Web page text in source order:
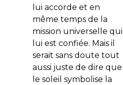
lui accorde et en
même temps de la
mission universelle qui
lui est confiée. Mais il
serait sans doute tout
aussi juste de dire que
le soleil symbolise la